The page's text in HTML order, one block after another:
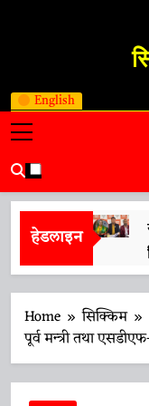
English
हेडलाइन
Home
सिक्किम
पूर्व मन्त्री तथा